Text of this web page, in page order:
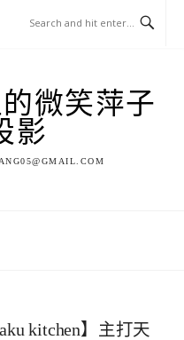
的微笑萍子
影
kitchen】主打天